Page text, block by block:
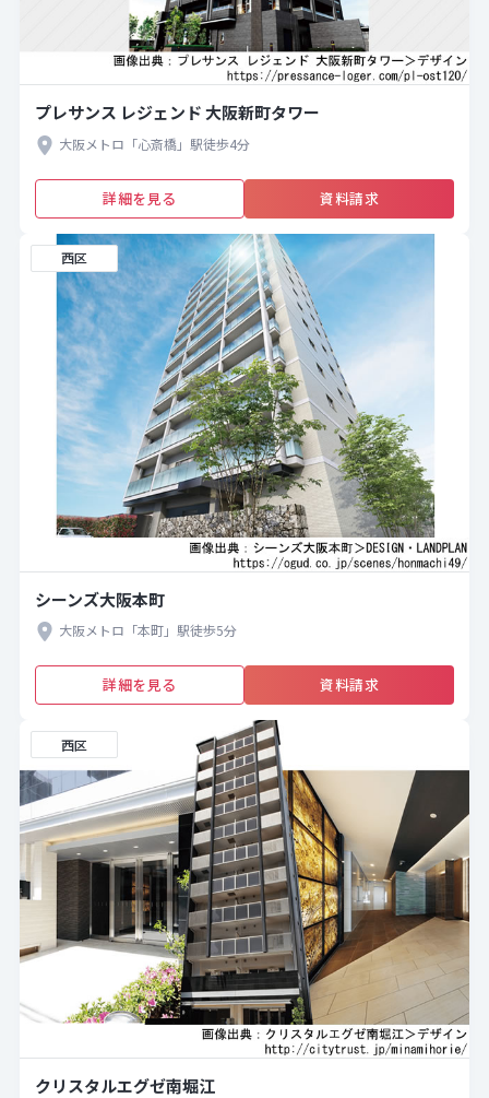
プレサンス レジェンド 大阪新町タワー
大阪メトロ「心斎橋」駅徒歩4分
詳細を見る 資料請求
西区
シーンズ大阪本町
大阪メトロ「本町」駅徒歩5分
詳細を見る 資料請求
西区
クリスタルエグゼ南堀江